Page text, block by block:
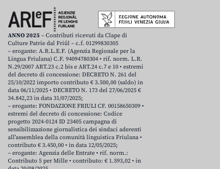
ANNO 2025 – Contributi ricevuti da Clape di
Culture Patrie dal Friûl – c.f. 01299830305
– erogante: A.R.L.E.F. (Agenzia Regionale per la
Lingua Friulana) C.F. 94094780304 • rif. norm. L.R.
N.29/2007 ART.23 c.2 bis e ART.24 c.7 e 10 • estremi
del decreto di concessione: DECRETO N. 261 del
25/10/2022 importo contributo € 3.500,00 (saldo) in
data 06/11/2025 • DECRETO N. 173 del 27/06/2025 €
34.842,23 in data 31/07/2025;
– erogante: FONDAZIONE FRIULI CF. 00158650309 •
estremi del decreto di concessione: Codice
progetto 2024-0124 ID 23405 campagna di
sensibilizzazione giornalistica dei sindaci aderenti
all’assemblea della comunità linguistica Friulana •
contributo € 3.450,00 • in data 12/05/2025;
– erogante: Agenzia delle Entrate • rif. norm.:
Contributo 5 per Mille • contributo: € 1.593,02 • in